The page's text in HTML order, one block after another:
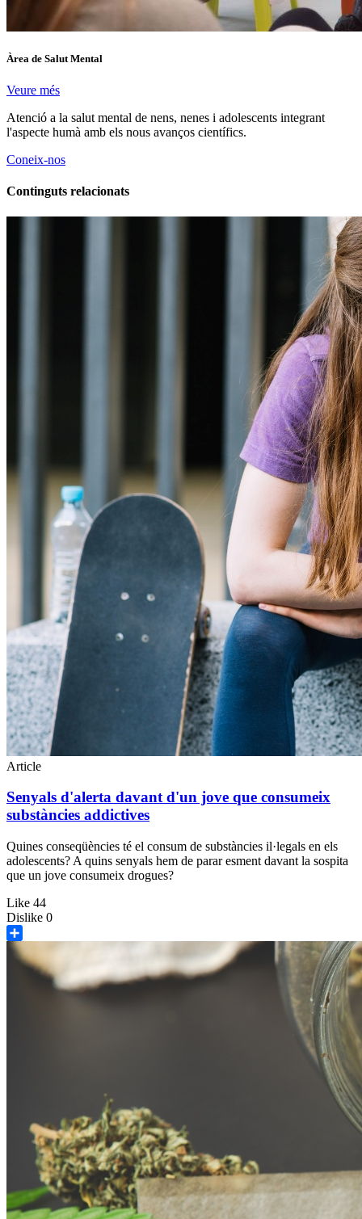
Àrea de Salut Mental
Veure més
Atenció a la salut mental de nens, nenes i adolescents integrant
l'aspecte humà amb els nous avanços científics.
Coneix-nos
Continguts relacionats
Article
Senyals d'alerta davant d'un jove que consumeix
substàncies addictives
Quines conseqüències té el consum de substàncies il·legals en els
adolescents? A quins senyals hem de parar esment davant la sospita
que un jove consumeix drogues?
Like 44
Dislike 0
Share